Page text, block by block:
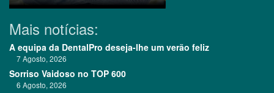
Mais notícias:
A equipa da DentalPro deseja-lhe um verão feliz
7 Agosto, 2026
Sorriso Vaidoso no TOP 600
6 Agosto, 2026